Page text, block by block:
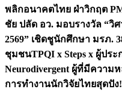
พลิกอนาคตไทย ฝ่าวิกฤต
ชัย ปลัด อว. มอบรางวัล “
2569” เชิดชูนักศึกษา มรภ.
ชุมชนTPQI x Steps x ผู้ปร
Neurodivergent ผู้ที่มีควา
การทำงานนักวิจัยไทยสุดปัง